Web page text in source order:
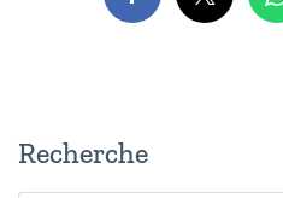
Recherche